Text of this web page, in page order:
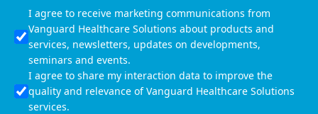
I agree to receive marketing communications from
Vanguard Healthcare Solutions about products and
services, newsletters, updates on developments,
seminars and events.
I agree to share my interaction data to improve the
quality and relevance of Vanguard Healthcare Solutions
services.